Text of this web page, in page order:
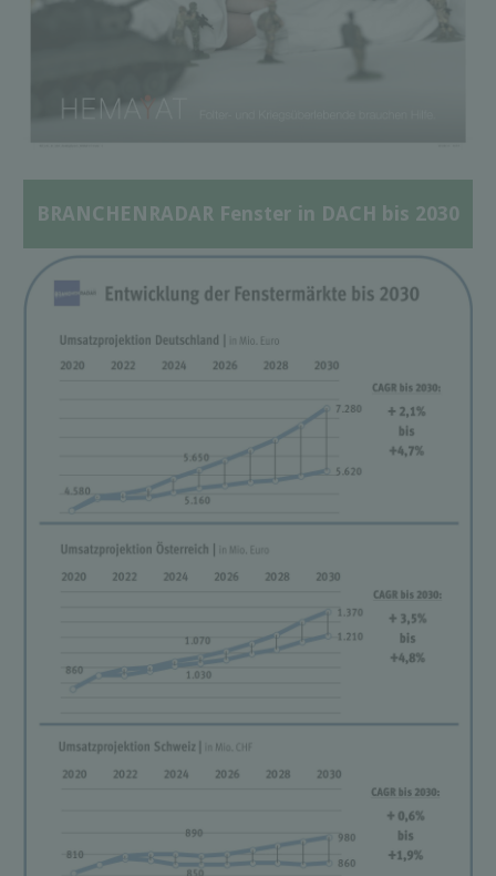
BRANCHENRADAR Fenster in DACH bis 2030